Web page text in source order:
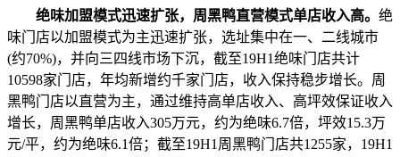
绝味加盟模式迅速扩张，周黑鸭直营模式单店收入高。 绝
味门店以加盟模式为主迅速扩张，选址集中在一、二线城市
(约70%)，并向三四线市场下沉，截至19H1绝味门店共计
10598家门店，年均新增约千家门店，收入保持稳步增长。周
黑鸭门店以直营为主，通过维持高单店收入、高坪效保证收入
增长，周黑鸭单店收入305万元，约为绝味6.7倍，坪效15.3万
元/平，约为绝味6.1倍；截至19H1周黑鸭门店共1255家，19H1